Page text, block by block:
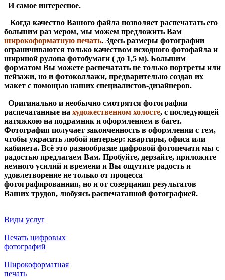
И самое интересное.
Когда качество Вашого файла позволяет распечатать его
большим раз мером, мы можем предложить Вам
широкоформатную печать. Здесь размеры фотографии
ограничиваются только качеством исходного фотофайла и
шириной рулона фотобумаги ( до 1,5 м). Большим
форматом Вы можете распечатать не только портреты или
пейзажи, но и фотоколлажи, предварительно создав их
макет с помощью наших специалистов-дизайнеров.
Оригинально и необычно смотрятся фотографии
распечатанные на художественном холосте, с последующей
натяжкою на подрамник и оформлением в багет.
Фотография получает законченность в оформлении с тем,
чтобы украсить любой интерьер: квартиры, офиса или
кабинета. Всё это разнообразие цифровой фотопечати мы с
радостью предлагаем Вам. Пробуйте, дерзайте, приложите
немного усилий и времени и Вы ощутите радость и
удовлетворение не только от процесса
фотографированния, но и от созерцания результатов
Ваших трудов, любуясь распечатанной фотографией.
Виды услуг
Печать цифровых
фотографий
Широкоформатная
печать